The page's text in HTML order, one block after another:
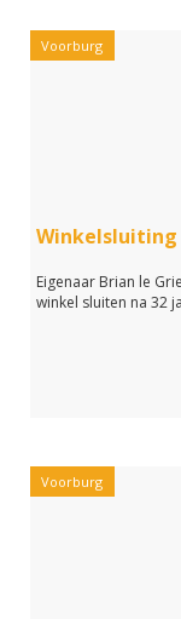
Voorburg
Winkelsluiting
Eigenaar Brian le
winkel sluiten na 32
Voorburg